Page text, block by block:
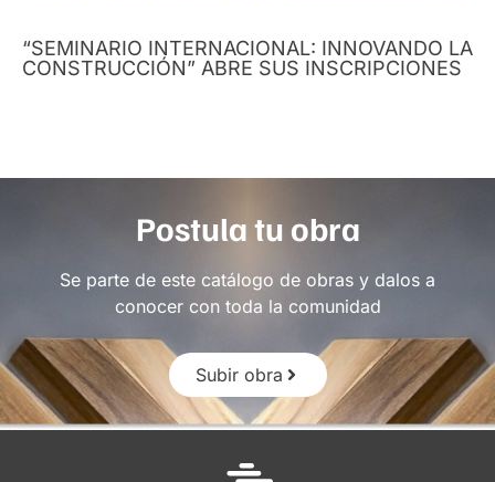
“SEMINARIO INTERNACIONAL: INNOVANDO LA
CONSTRUCCIÓN” ABRE SUS INSCRIPCIONES
Postula tu obra
Se parte de este catálogo de obras y dalos a
conocer con toda la comunidad
Subir obra